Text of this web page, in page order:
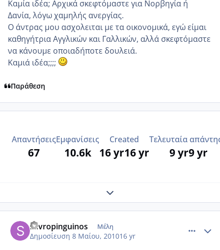
Καμία ιδέα; Αρχικά σκεφτόμαστε για Νορβηγία ή
Δανία, λόγω χαμηλής ανεργίας.
Ο άντρας μου ασχολειται με τα οικονομικά, εγώ είμαι
καθηγήτρια Αγγλικών και Γαλλικών, αλλά σκεφτόμαστε
να κάνουμε οποιαδήποτε δουλειά.
Καμιά ιδέα;;;;
Παράθεση
Απαντήσεις
67
Εμφανίσεις
10.6k
Created
16 yr16 yr
Τελευταία
9 yr9 yr
Expand topic overview
savropinguinos Μέλη
Δημοσίευση 8 Μαίου, 201016 yr